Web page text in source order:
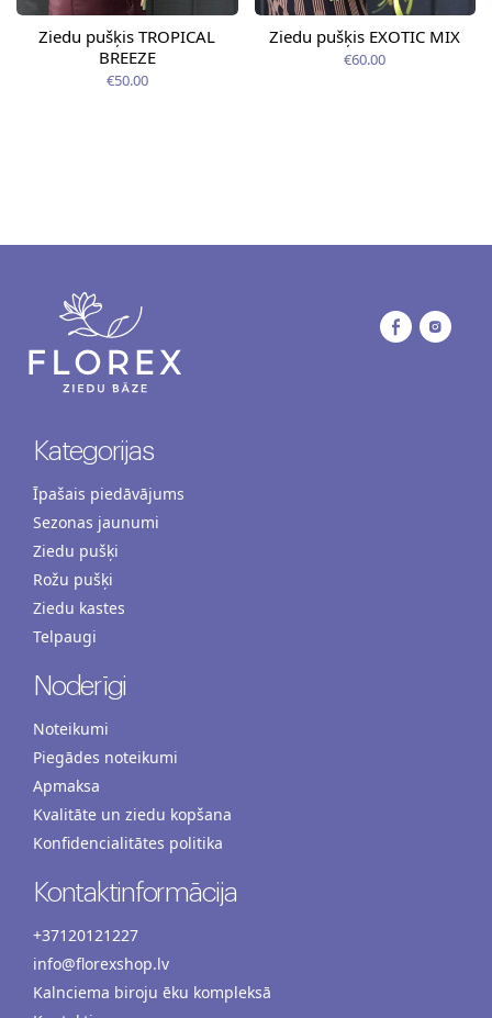
Ziedu pušķis TROPICAL
BREEZE
€50.00
Ziedu pušķis EXOTIC MIX
€60.00
Kategorijas
Īpašais piedāvājums
Sezonas jaunumi
Ziedu pušķi
Rožu pušķi
Ziedu kastes
Telpaugi
Noderīgi
Noteikumi
Piegādes noteikumi
Apmaksa
Kvalitāte un ziedu kopšana
Konfidencialitātes politika
Kontaktinformācija
+37120121227
info@florexshop.lv
Kalnciema biroju ēku kompleksā